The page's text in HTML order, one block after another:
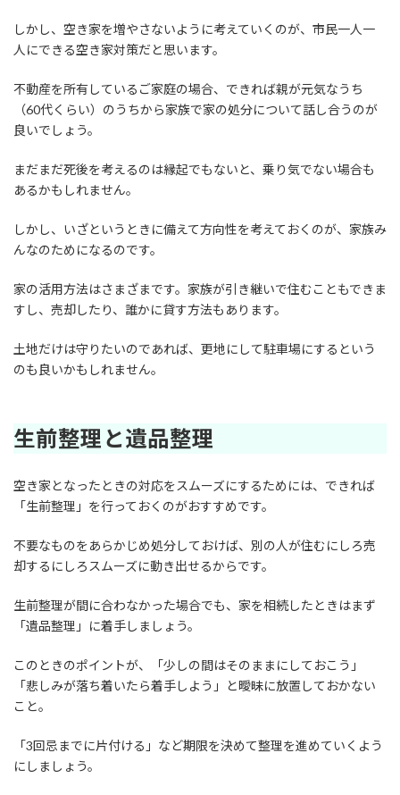
しかし、空き家を増やさないように考えていくのが、市民一人一
人にできる空き家対策だと思います。
不動産を所有しているご家庭の場合、できれば親が元気なうち
（60代くらい）のうちから家族で家の処分について話し合うのが
良いでしょう。
まだまだ死後を考えるのは縁起でもないと、乗り気でない場合も
あるかもしれません。
しかし、いざというときに備えて方向性を考えておくのが、家族み
んなのためになるのです。
家の活用方法はさまざまです。家族が引き継いで住むこともできま
すし、売却したり、誰かに貸す方法もあります。
土地だけは守りたいのであれば、更地にして駐車場にするという
のも良いかもしれません。
生前整理と遺品整理
空き家となったときの対応をスムーズにするためには、できれば
「生前整理」を行っておくのがおすすめです。
不要なものをあらかじめ処分しておけば、別の人が住むにしろ売
却するにしろスムーズに動き出せるからです。
生前整理が間に合わなかった場合でも、家を相続したときはまず
「遺品整理」に着手しましょう。
このときのポイントが、「少しの間はそのままにしておこう」
「悲しみが落ち着いたら着手しよう」と曖昧に放置しておかない
こと。
「3回忌までに片付ける」など期限を決めて整理を進めていくよう
にしましょう。